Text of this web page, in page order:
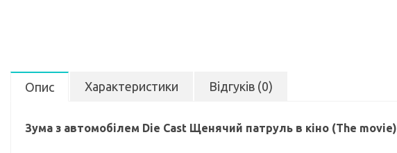
Опис Характеристики Відгуків (0)
Зума з автомобілем Die Cast Щенячий патруль в кіно (The movie)